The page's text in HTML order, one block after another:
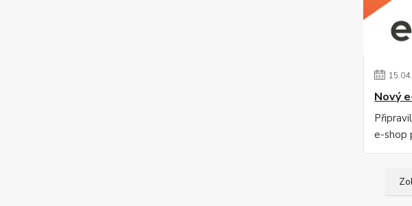
15.04.
Nový
e-shop